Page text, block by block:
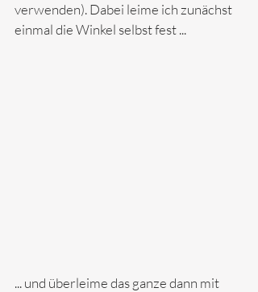
verwenden). Dabei leime ich zunächst
einmal die Winkel selbst fest ...
... und überleime das ganze dann mit